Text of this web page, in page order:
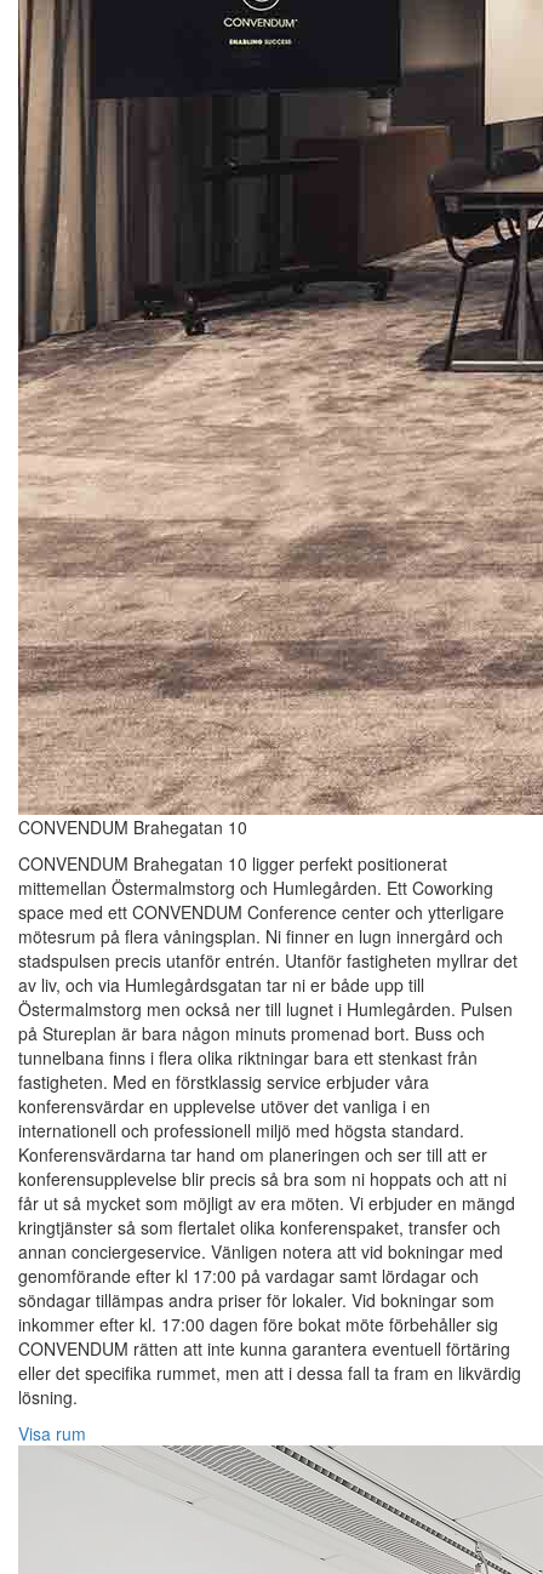
CONVENDUM Brahegatan 10
CONVENDUM Brahegatan 10 ligger perfekt positionerat
mittemellan Östermalmstorg och Humlegården. Ett Coworking
space med ett CONVENDUM Conference center och ytterligare
mötesrum på flera våningsplan. Ni finner en lugn innergård och
stadspulsen precis utanför entrén. Utanför fastigheten myllrar det
av liv, och via Humlegårdsgatan tar ni er både upp till
Östermalmstorg men också ner till lugnet i Humlegården. Pulsen
på Stureplan är bara någon minuts promenad bort. Buss och
tunnelbana finns i flera olika riktningar bara ett stenkast från
fastigheten. Med en förstklassig service erbjuder våra
konferensvärdar en upplevelse utöver det vanliga i en
internationell och professionell miljö med högsta standard.
Konferensvärdarna tar hand om planeringen och ser till att er
konferensupplevelse blir precis så bra som ni hoppats och att ni
får ut så mycket som möjligt av era möten. Vi erbjuder en mängd
kringtjänster så som flertalet olika konferenspaket, transfer och
annan conciergeservice. Vänligen notera att vid bokningar med
genomförande efter kl 17:00 på vardagar samt lördagar och
söndagar tillämpas andra priser för lokaler. Vid bokningar som
inkommer efter kl. 17:00 dagen före bokat möte förbehåller sig
CONVENDUM rätten att inte kunna garantera eventuell förtäring
eller det specifika rummet, men att i dessa fall ta fram en likvärdig
lösning.
Visa rum